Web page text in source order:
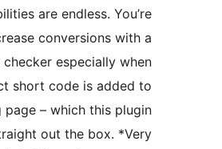
possibilities are endless.
able to increase conversions
postcode checker especially
the redirect short code is
a landing page – which this
does straight out the box.